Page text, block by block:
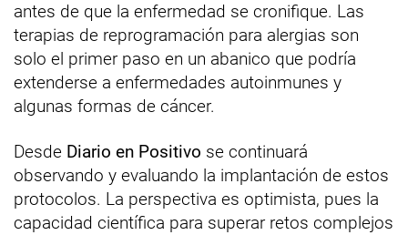
antes de que la enfermedad se cronifique. Las
terapias de reprogramación para alergias son
solo el primer paso en un abanico que podría
extenderse a enfermedades autoinmunes y
algunas formas de cáncer.
Desde Diario en Positivo se continuará
observando y evaluando la implantación de estos
protocolos. La perspectiva es optimista, pues la
capacidad científica para superar retos complejos